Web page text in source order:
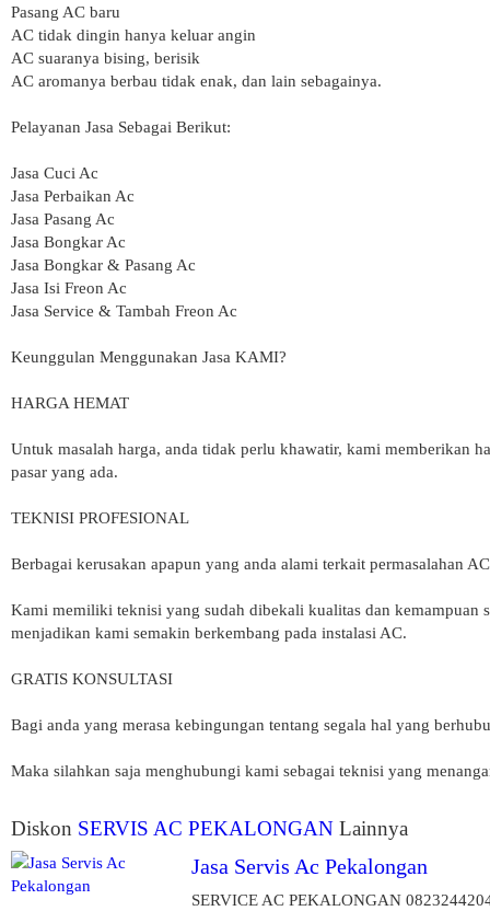
Pasang AC baru
AC tidak dingin hanya keluar angin
AC suaranya bising, berisik
AC aromanya berbau tidak enak, dan lain sebagainya.
Pelayanan Jasa Sebagai Berikut:
Jasa Cuci Ac
Jasa Perbaikan Ac
Jasa Pasang Ac
Jasa Bongkar Ac
Jasa Bongkar & Pasang Ac
Jasa Isi Freon Ac
Jasa Service & Tambah Freon Ac
Keunggulan Menggunakan Jasa KAMI?
HARGA HEMAT
Untuk masalah harga, anda tidak perlu khawatir, kami memberikan
pasar yang ada.
TEKNISI PROFESIONAL
Berbagai kerusakan apapun yang anda alami terkait permasalahan
Kami memiliki teknisi yang sudah dibekali kualitas dan kemampuan
menjadikan kami semakin berkembang pada instalasi AC.
GRATIS KONSULTASI
Bagi anda yang merasa kebingungan tentang segala hal yang
Maka silahkan saja menghubungi kami sebagai teknisi yang
Diskon SERVIS AC PEKALONGAN Lainnya
Jasa Servis Ac Pekalongan
SERVICE AC PEKALONGAN